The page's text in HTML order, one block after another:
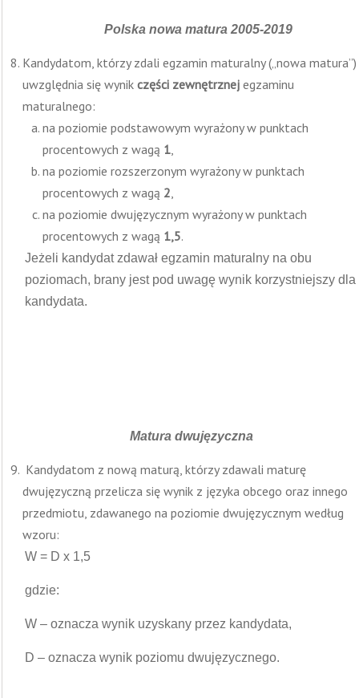
Polska nowa matura 2005-2019
Kandydatom, którzy zdali egzamin maturalny („nowa matura”)
uwzględnia się wynik części zewnętrznej egzaminu
maturalnego:
na poziomie podstawowym wyrażony w punktach
procentowych z wagą 1,
na poziomie rozszerzonym wyrażony w punktach
procentowych z wagą 2,
na poziomie dwujęzycznym wyrażony w punktach
procentowych z wagą 1,5.
Jeżeli kandydat zdawał egzamin maturalny na obu
poziomach, brany jest pod uwagę wynik korzystniejszy dla
kandydata.
Matura dwujęzyczna
Kandydatom z nową maturą, którzy zdawali maturę
dwujęzyczną przelicza się wynik z języka obcego oraz innego
przedmiotu, zdawanego na poziomie dwujęzycznym według
wzoru:
W = D x 1,5
gdzie:
W – oznacza wynik uzyskany przez kandydata,
D – oznacza wynik poziomu dwujęzycznego.